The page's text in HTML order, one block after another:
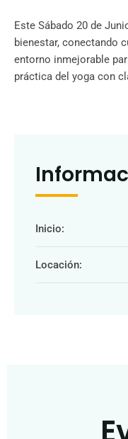
Este Sábado 20 de
bienestar, conectando
entorno inmejorable
práctica del yoga con
Inicio:
Locación: